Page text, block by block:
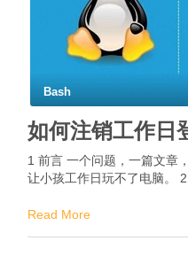
Bash
如何注销工作日
1 前言 一个问题，一篇文章
让小孩工作日玩不了电脑。
Read More